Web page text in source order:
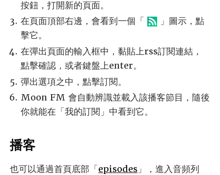
按鈕，打開新的頁面。
在頁面頂部右邊，會看到一個「
」圖示，點
擊它。
在彈出頁面的輸入框中，黏貼上rss訂閱連結，
點擊確認，或者鍵盤上enter。
彈出選項之中，點擊訂閱。
Moon FM 會自動辨識並載入該播客節目，隨後
你就能在「我的訂閱」中看到它。
播客
也可以通過首頁底部「episodes 」，進入音頻列